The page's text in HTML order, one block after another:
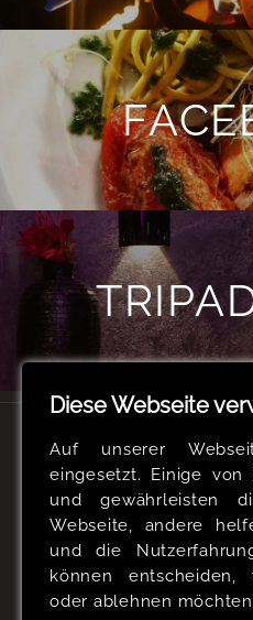
Diese Webseite
Auf unserer
eingesetzt. Einige
und gewährleisten
Webseite, andere
und die
können entscheiden,
oder ablehnen
0211 95427555
info@the-lox.de